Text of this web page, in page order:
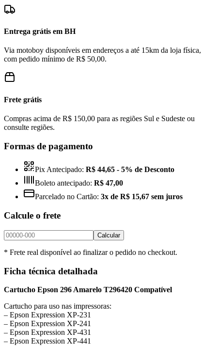
Entrega grátis em BH
Via motoboy disponíveis em endereços a até 15km da loja física,
com pedido mínimo de R$ 50,00.
Frete grátis
Compras acima de R$ 150,00 para as regiões Sul e Sudeste ou
consulte regiões.
Formas de pagamento
Pix Antecipado: R$ 44,65 - 5% de Desconto
Boleto antecipado: R$ 47,00
Parcelado no Cartão: 3x de R$ 15,67 sem juros
Calcule o frete
Calcular
* Frete real disponível ao finalizar o pedido no checkout.
Ficha técnica detalhada
Cartucho Epson 296 Amarelo T296420 Compatível
Cartucho para uso nas impressoras:
– Epson Expression XP-231
– Epson Expression XP-241
– Epson Expression XP-431
– Epson Expression XP-441